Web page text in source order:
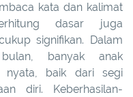
kata dan kalimat
dasar juga
signifikan. Dalam
banyak anak
nyata, baik dari segi
diri. Keberhasilan-